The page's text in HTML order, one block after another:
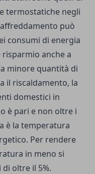
termostatiche negli
può
consumi di energia
anche a
minore quantità di
il riscaldamento, la
domestici in
è pari e non oltre i
è la temperatura
Per rendere
in meno si
oltre il 5%.